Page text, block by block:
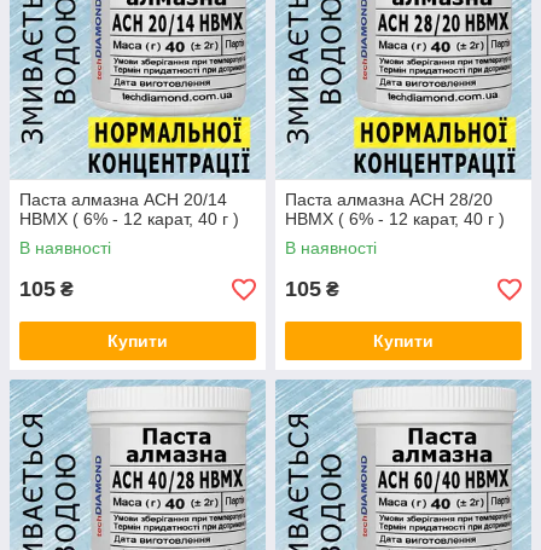
Паста алмазна АСН 20/14
НВМХ ( 6% - 12 карат, 40 г )
В наявності
105 ₴
Купити
Паста алмазна АСН 28/20
НВМХ ( 6% - 12 карат, 40 г )
В наявності
105 ₴
Купити